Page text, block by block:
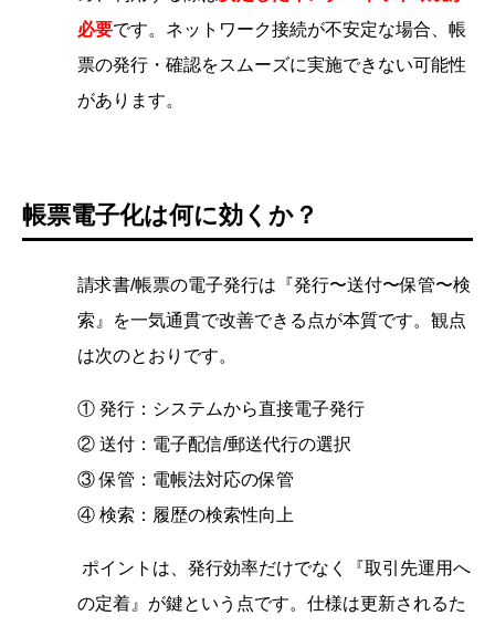
必要です。ネットワーク接続が不安定な場合、帳
票の発行・確認をスムーズに実施できない可能性
があります。
帳票電子化は何に効くか？
請求書/帳票の電子発行は『発行〜送付〜保管〜検
索』を一気通貫で改善できる点が本質です。観点
は次のとおりです。
① 発行：システムから直接電子発行
② 送付：電子配信/郵送代行の選択
③ 保管：電帳法対応の保管
④ 検索：履歴の検索性向上
ポイントは、発行効率だけでなく『取引先運用へ
の定着』が鍵という点です。仕様は更新されるた